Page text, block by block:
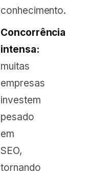
conhecimento.
Concorrência
intensa:
muitas
empresas
investem
pesado
em
SEO,
tornando